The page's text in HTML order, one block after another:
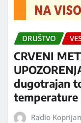
DRUŠTVO
CRVENI
dugotrajan
Radio Koprijan